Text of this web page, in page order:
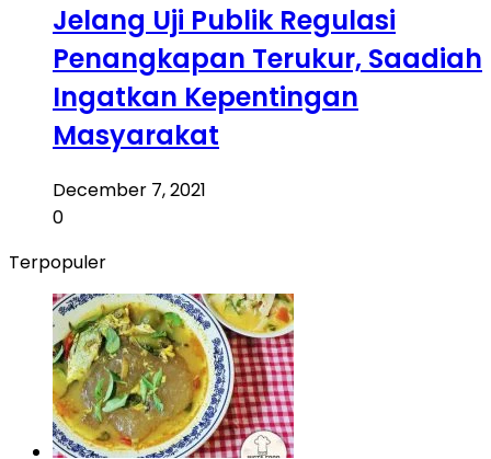
Jelang Uji Publik Regulasi
Penangkapan Terukur, Saadiah
Ingatkan Kepentingan
Masyarakat
December 7, 2021
0
Terpopuler